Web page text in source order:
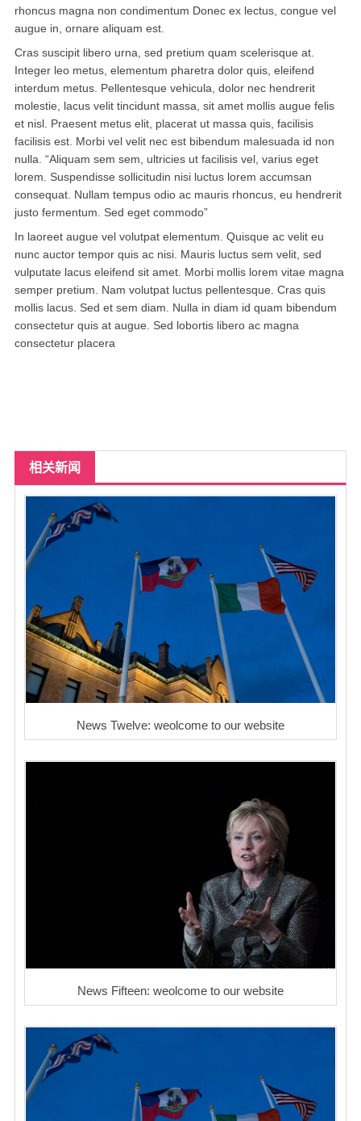
迈阿密
尔湾
佛罗里达州
得克萨斯
乔治亚州
北卡罗来纳州
马里兰州
宾夕法尼亚州
康涅狄格州
马萨诸塞州
丹佛
rhoncus magna non condimentum Donec ex lectus, congue vel
augue in, ornare aliquam est.
Cras suscipit libero urna, sed pretium quam scelerisque at.
Integer leo metus, elementum pharetra dolor quis, eleifend
interdum metus. Pellentesque vehicula, dolor nec hendrerit
molestie, lacus velit tincidunt massa, sit amet mollis augue felis
et nisl. Praesent metus elit, placerat ut massa quis, facilisis
facilisis est. Morbi vel velit nec est bibendum malesuada id non
nulla. “Aliquam sem sem, ultricies ut facilisis vel, varius eget
lorem. Suspendisse sollicitudin nisi luctus lorem accumsan
consequat. Nullam tempus odio ac mauris rhoncus, eu hendrerit
justo fermentum. Sed eget commodo”
In laoreet augue vel volutpat elementum. Quisque ac velit eu
nunc auctor tempor quis ac nisi. Mauris luctus sem velit, sed
vulputate lacus eleifend sit amet. Morbi mollis lorem vitae magna
semper pretium. Nam volutpat luctus pellentesque. Cras quis
mollis lacus. Sed et sem diam. Nulla in diam id quam bibendum
consectetur quis at augue. Sed lobortis libero ac magna
consectetur placera
相关新闻
News Twelve: weolcome to our website
News Fifteen: weolcome to our website